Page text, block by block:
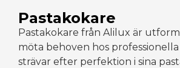
Pastakokare
Pastakokare från Alilux är
möta behoven hos
strävar efter perfektion i sina